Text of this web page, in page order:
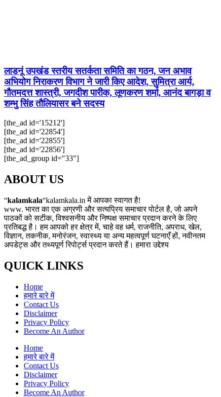
लाडनूं उपखंड स्तरीय सतर्कता समिति का गठन, जन अभाव
अभियोग निराकरण विभाग ने जारी किए आदेश, सुमित्रा आर्य,
गौतमदत्त शास्त्री, जगदीश पारीक, लूणकरण शर्मा, आनंद बागड़ा व
शम्भु सिंह तौलियासर बने सदस्य
[the_ad id='15212']
[the_ad id='22854']
[the_ad id='22855']
[the_ad id='22856']
[the_ad_group id="33"]
ABOUT US
“kalamkala“kalamkala.in में आपका स्वागत है!
www. भारत का एक अग्रणी और सत्यप्रिय समाचार पोर्टल है, जो अपने
पाठकों को सटीक, विश्वसनीय और निष्पक्ष समाचार प्रदान करने के लिए
प्रतिबद्ध है। हम आपको हर क्षेत्र में, चाहे वह धर्म, राजनीति, अपराध, खेल,
विज्ञान, तकनीक, मनोरंजन, स्वास्थ्य या अन्य महत्वपूर्ण घटनाएँ हों, नवीनतम
अपडेट्स और तथ्यपूर्ण रिपोर्ट्स प्रदान करते हैं। हमारा उद्देश्य
QUICK LINKS
Home
हमारे बारे में
Contact Us
Disclaimer
Privacy Policy
Become An Author
Home
हमारे बारे में
Contact Us
Disclaimer
Privacy Policy
Become An Author